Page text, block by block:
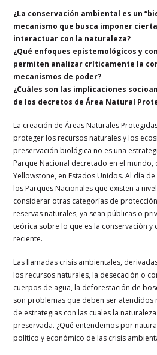
¿La conservación ambiental es un
mecanismo que busca imponer
interactuar con la naturaleza?
¿Qué enfoques epistemológicos y
permiten analizar críticamente la
mecanismos de poder?
¿Cuáles son las implicaciones
de los decretos de Área Natural
La creación de Áreas Naturales
proteger los recursos naturales y los
preservación biológica no es una
Parque Nacional decretado en el mundo,
Yellowstone, en Estados Unidos. Al día
los Parques Nacionales que existen a
considerar otras categorías de
reservas naturales, ya sean públicas o
teórica sobre lo que es la conservación y
reciente.
Las llamadas crisis ambientales,
los recursos naturales, la desecación o
cuerpos de agua, la deforestación de
son problemas que deben ser atendidos
de estrategias con las cuales la
preservada. ¿Qué entendemos por
político y económico de las crisis